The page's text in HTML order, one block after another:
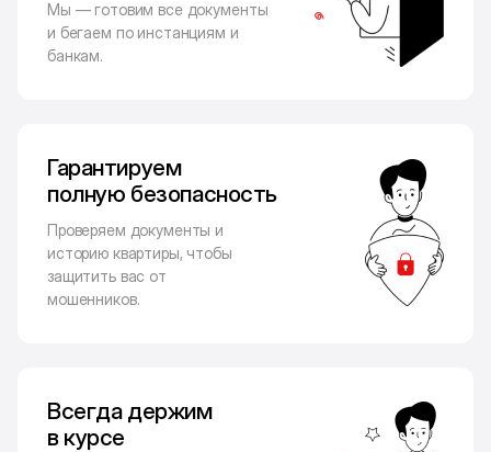
Мы — готовим все документы
и бегаем по инстанциям и
банкам.
Гарантируем
полную безопасность
Проверяем документы и
историю квартиры, чтобы
защитить вас от
мошенников.
Всегда держим
в курсе